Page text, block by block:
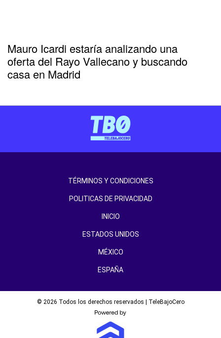
Mauro Icardi estaría analizando una
oferta del Rayo Vallecano y buscando
casa en Madrid
TÉRMINOS Y CONDICIONES
POLITICAS DE PRIVACIDAD
INICIO
ESTADOS UNIDOS
MÉXICO
ESPAÑA
© 2026 Todos los derechos reservados | TeleBajoCero